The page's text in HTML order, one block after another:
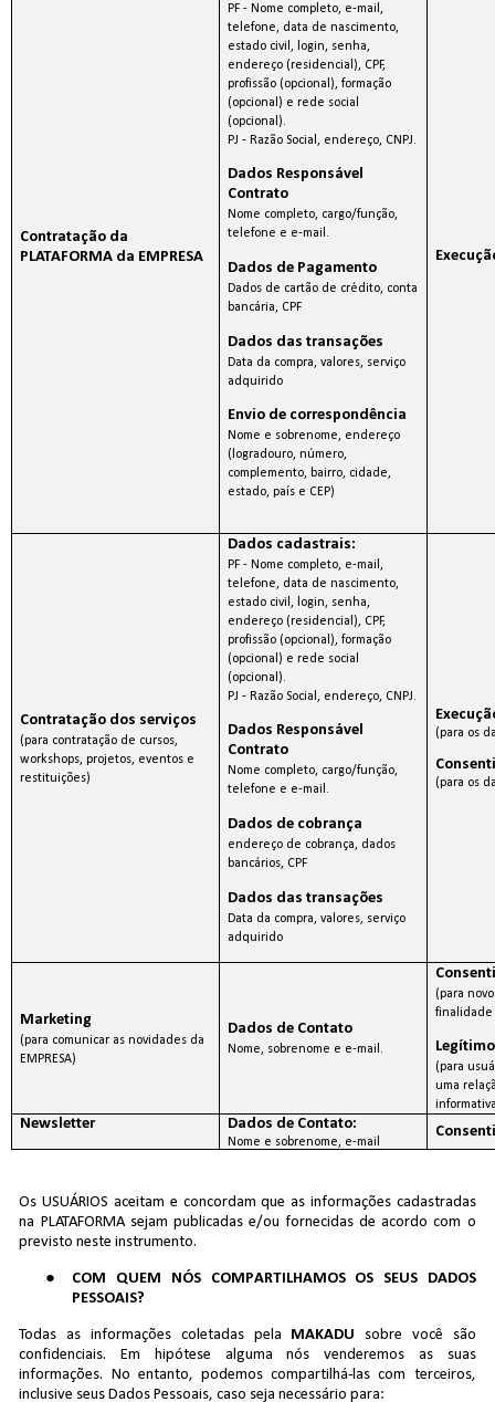
Contratação da
PLATAFORMA da EMPRESA
PF - Nome completo, e-mail,
telefone, data de nascimento,
estado civil, login, senha,
endereço (residencial), CPF,
profissão (opcional), formação
(opcional) e rede social
(opcional).
PJ - Razão Social, endereço, CNPJ.
Dados Responsável
Contrato
Nome completo, cargo/função,
telefone e e-mail.
Dados de Pagamento
Dados de cartão de crédito, conta
bancária, CPF
Dados das transações
Data da compra, valores, serviço
adquirido
Envio de correspondência
Nome e sobrenome, endereço
(logradouro, número,
complemento, bairro, cidade,
estado, país e CEP)
Contratação dos serviços
(para contratação de cursos,
workshops, projetos, eventos e
restituições)
Dados cadastrais:
PF - Nome completo, e-mail,
telefone, data de nascimento,
estado civil, login, senha,
endereço (residencial), CPF,
profissão (opcional), formação
(opcional) e rede social
(opcional).
PJ - Razão Social, endereço, CNPJ.
Dados Responsável
Contrato
Nome completo, cargo/função,
telefone e e-mail.
Dados de cobrança
endereço de cobrança, dados
bancários, CPF
Dados das transações
Data da compra, valores, serviço
adquirido
(para os
(para os
Marketing
(para comunicar as novidades da
EMPRESA)
Dados de Contato
Nome, sobrenome e e-mail.
(para
finalidade
(para
uma
Newsletter Dados de Contato:
Nome e sobrenome, e-mail
Os USUÁRIOS aceitam e concordam que as informações cadastradas
na PLATAFORMA sejam publicadas e/ou fornecidas de acordo com o
previsto neste instrumento.
COM QUEM NÓS COMPARTILHAMOS OS SEUS DADOS
PESSOAIS?
Todas as informações coletadas pela MAKADU sobre você são
confidenciais. Em hipótese alguma nós venderemos as suas
informações. No entanto, podemos compartilhá-las com terceiros,
inclusive seus Dados Pessoais, caso seja necessário para: